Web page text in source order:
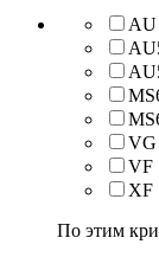
AU
VG
VF
XF
По этим